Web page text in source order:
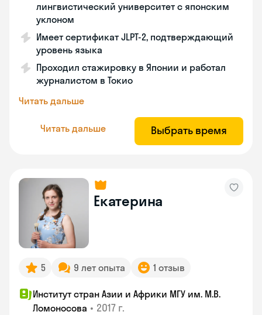
лингвистический университет с японским
уклоном
Имеет сертификат JLPT-2, подтверждающий
уровень языка
Проходил стажировку в Японии и работал
журналистом в Токио
Читать дальше
Читать дальше Выбрать время
Екатерина
5 9 лет опыта 1 отзыв
Институт стран Азии и Африки МГУ им. М.В.
Ломоносова • 2017 г.